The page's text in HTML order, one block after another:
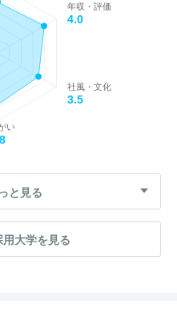
年収・評価
4.0
社風・文化
3.5
い
と見る
大学を見る